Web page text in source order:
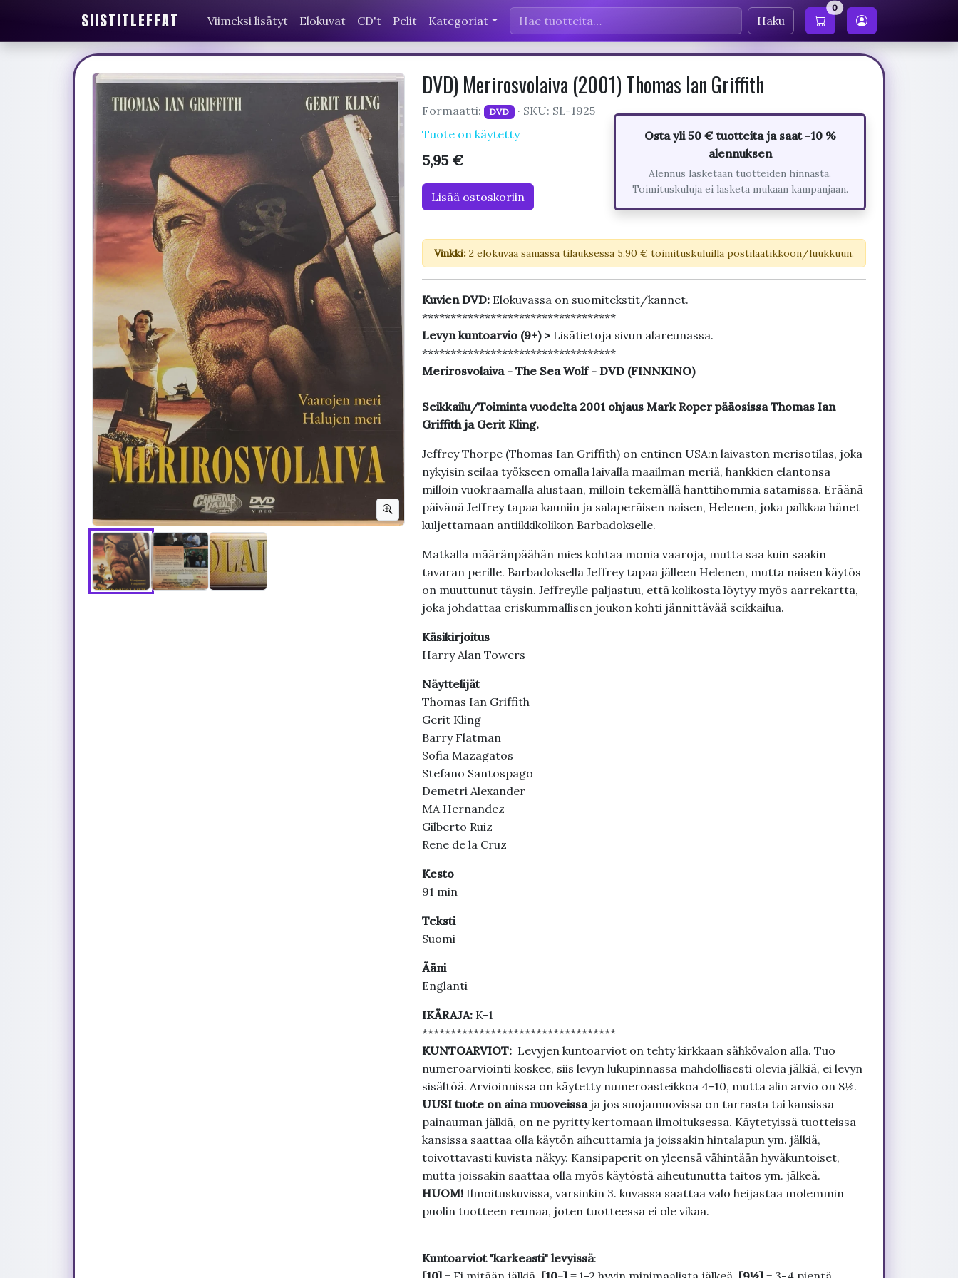
SIISTITLEFFAT Viimeksi lisätyt Elokuvat CD't Pelit Kategoriat Haku
0
DVD) Merirosvolaiva (2001) Thomas Ian Griffith
Formaatti: DVD
· SKU: SL-1925
Tuote on käytetty
5,95 €
Lisää ostoskoriin
Osta yli 50 € tuotteita ja saat -10 %
alennuksen
Alennus lasketaan tuotteiden hinnasta.
Toimituskuluja ei lasketa mukaan kampanjaan.
Vinkki:2 elokuvaa samassa tilauksessa 5,90 € toimituskuluilla postilaatikkoon/luukkuun.
Kuvien DVD: Elokuvassa on suomitekstit/kannet.
**********************************
Levyn kuntoarvio (9+) > Lisätietoja sivun alareunassa.
**********************************
Merirosvolaiva - The Sea Wolf - DVD (FINNKINO)
Seikkailu/Toiminta vuodelta 2001 ohjaus Mark Roper pääosissa Thomas Ian
Griffith ja Gerit Kling.
Jeffrey Thorpe (Thomas Ian Griffith) on entinen USA:n laivaston merisotilas, joka
nykyisin seilaa työkseen omalla laivalla maailman meriä, hankkien elantonsa
milloin vuokraamalla alustaan, milloin tekemällä hanttihommia satamissa. Eräänä
päivänä Jeffrey tapaa kauniin ja salaperäisen naisen, Helenen, joka palkkaa hänet
kuljettamaan antiikkikolikon Barbadokselle.
Matkalla määränpäähän mies kohtaa monia vaaroja, mutta saa kuin saakin
tavaran perille. Barbadoksella Jeffrey tapaa jälleen Helenen, mutta naisen käytös
on muuttunut täysin. Jeffreylle paljastuu, että kolikosta löytyy myös aarrekartta,
joka johdattaa eriskummallisen joukon kohti jännittävää seikkailua.
Käsikirjoitus
Harry Alan Towers
Näyttelijät
Thomas Ian Griffith
Gerit Kling
Barry Flatman
Sofia Mazagatos
Stefano Santospago
Demetri Alexander
MA Hernandez
Gilberto Ruiz
Rene de la Cruz
Kesto
91 min
Teksti
Suomi
Ääni
Englanti
IKÄRAJA: K-1
**********************************
KUNTOARVIOT: Levyjen kuntoarviot on tehty kirkkaan sähkövalon alla. Tuo
numeroarviointi koskee, siis levyn lukupinnassa mahdollisesti olevia jälkiä, ei levyn
sisältöä. Arvioinnissa on käytetty numeroasteikkoa 4-10, mutta alin arvio on 8½.
UUSI tuote on aina muoveissa ja jos suojamuovissa on tarrasta tai kansissa
painauman jälkiä, on ne pyritty kertomaan ilmoituksessa. Käytetyissä tuotteissa
kansissa saattaa olla käytön aiheuttamia ja joissakin hintalapun ym. jälkiä,
toivottavasti kuvista näkyy. Kansipaperit on yleensä vähintään hyväkuntoiset,
mutta joissakin saattaa olla myös käytöstä aiheutunutta taitos ym. jälkeä.
HUOM!Ilmoituskuvissa, varsinkin 3. kuvassa saattaa valo heijastaa molemmin
puolin tuotteen reunaa, joten tuotteessa ei ole vikaa.
Kuntoarviot "karkeasti" levyissä: